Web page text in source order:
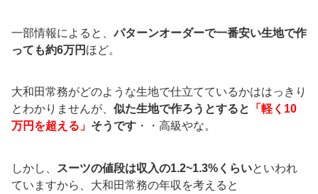
一部情報によると、パターンオーダーで一番安い生地で作
っても約6万円 ほど。
大和田常務がどのような生地で仕立てているかははっきり
とわかりませんが、 似た生地で作ろうとすると
「軽く10
万円を超える」 そうです ・・高級やな。
しかし、 スーツの値段は収入の1.2~1.3%くらいといわれ
ていますから、大和田常務の年収を考えると